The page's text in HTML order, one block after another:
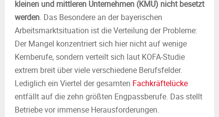
kleinen und mittleren Unternehmen (KMU) nicht besetzt
werden. Das Besondere an der bayerischen
Arbeitsmarktsituation ist die Verteilung der Probleme:
Der Mangel konzentriert sich hier nicht auf wenige
Kernberufe, sondern verteilt sich laut KOFA-Studie
extrem breit über viele verschiedene Berufsfelder.
Lediglich ein Viertel der gesamten Fachkräftelücke
entfällt auf die zehn größten Engpassberufe. Das stellt
Betriebe vor immense Herausforderungen.